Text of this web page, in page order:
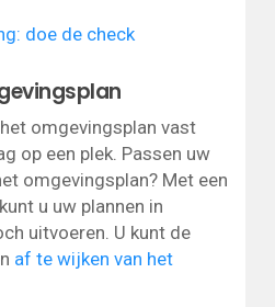
doe de check
omgevingsplan vast
op een plek. Passen uw
omgevingsplan? Met een
kunt u uw plannen in
uitvoeren. U kunt de
af te wijken van het